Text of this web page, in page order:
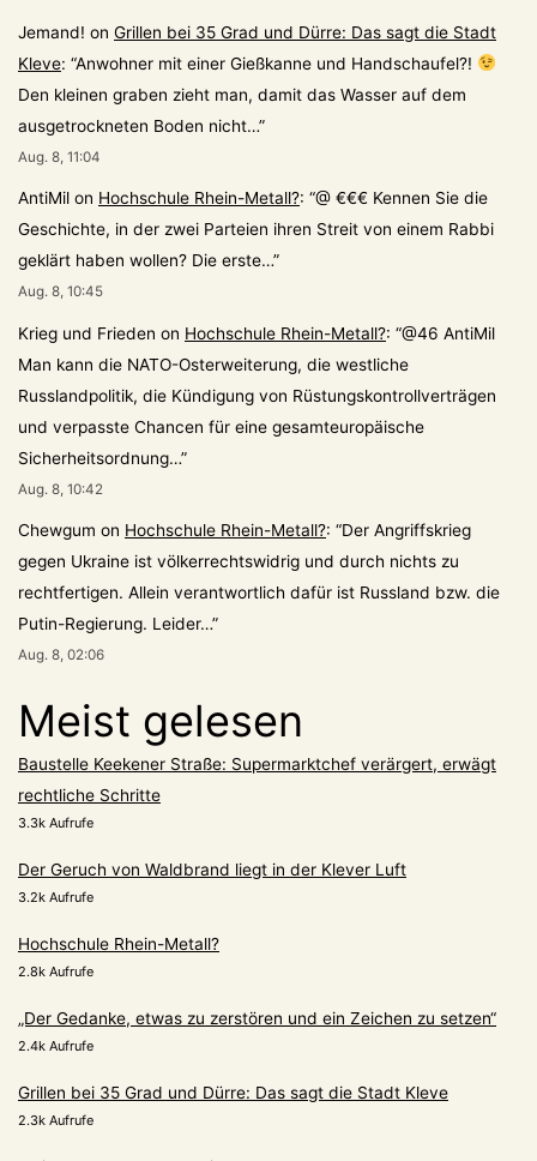
Jemand! on Grillen bei 35 Grad und Dürre: Das sagt die Stadt
Kleve: “Anwohner mit einer Gießkanne und Handschaufel?!
Den kleinen graben zieht man, damit das Wasser auf dem
ausgetrockneten Boden nicht…”
Aug. 8, 11:04
AntiMil on Hochschule Rhein-Metall?: “@ €€€ Kennen Sie die
Geschichte, in der zwei Parteien ihren Streit von einem Rabbi
geklärt haben wollen? Die erste…”
Aug. 8, 10:45
Krieg und Frieden on Hochschule Rhein-Metall?: “@46 AntiMil
Man kann die NATO-Osterweiterung, die westliche
Russlandpolitik, die Kündigung von Rüstungskontrollverträgen
und verpasste Chancen für eine gesamteuropäische
Sicherheitsordnung…”
Aug. 8, 10:42
Chewgum on Hochschule Rhein-Metall?: “Der Angriffskrieg
gegen Ukraine ist völkerrechtswidrig und durch nichts zu
rechtfertigen. Allein verantwortlich dafür ist Russland bzw. die
Putin-Regierung. Leider…”
Aug. 8, 02:06
Meist gelesen
Baustelle Keekener Straße: Supermarktchef verärgert, erwägt
rechtliche Schritte
3.3k Aufrufe
Der Geruch von Waldbrand liegt in der Klever Luft
3.2k Aufrufe
Hochschule Rhein-Metall?
2.8k Aufrufe
„Der Gedanke, etwas zu zerstören und ein Zeichen zu setzen“
2.4k Aufrufe
Grillen bei 35 Grad und Dürre: Das sagt die Stadt Kleve
2.3k Aufrufe